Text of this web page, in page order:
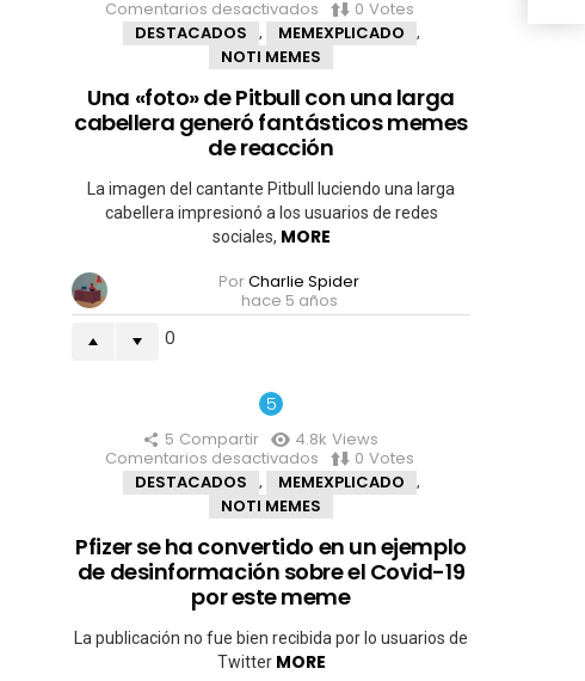
Comentarios desactivados en
Una
«foto»
de
con
una
larga
cabellera
generó
fantásticos
memes
de
0 Votes
DESTACADOS
, MEMEXPLICADO ,
NOTI MEMES
Una «foto» de Pitbull con una larga
cabellera generó fantásticos memes
de reacción
La imagen del cantante Pitbull luciendo una larga
cabellera impresionó a los usuarios de redes
sociales, MORE
PorCharlie Spider
hace 5 años
0
5 Compartir 4.8k Views
Comentarios desactivados en
Pfizer
se
ha
convertido
en
un
ejemplo
de
desinformación
sobre
el
0 Votes
DESTACADOS
, MEMEXPLICADO ,
NOTI MEMES
Pfizer se ha convertido en un ejemplo
de desinformación sobre el Covid-19
por este meme
La publicación no fue bien recibida por lo usuarios de
Twitter MORE